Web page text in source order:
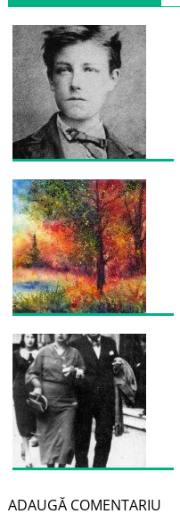
ADAUGĂ COMENTARIU